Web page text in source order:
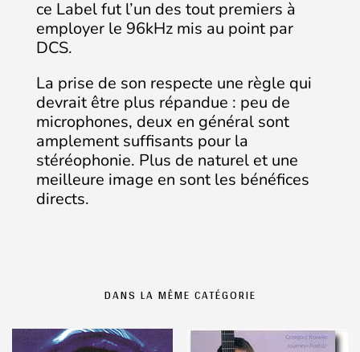
ce Label fut l’un des tout premiers à
employer le 96kHz mis au point par
DCS.
La prise de son respecte une règle qui
devrait être plus répandue : peu de
microphones, deux en général sont
amplement suffisants pour la
stéréophonie. Plus de naturel et une
meilleure image en sont les bénéfices
directs.
DANS LA MÊME CATÉGORIE